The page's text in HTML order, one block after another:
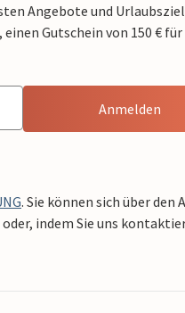
Angebote und
Gutschein von 150 €
Anmelden
. Sie können sich über den
indem Sie uns